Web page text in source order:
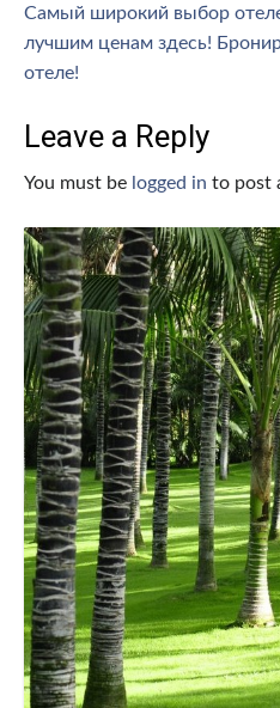
Самый широкий выбор
лучшим ценам здесь!
отеле!
Leave a Reply
You must be logged in to post